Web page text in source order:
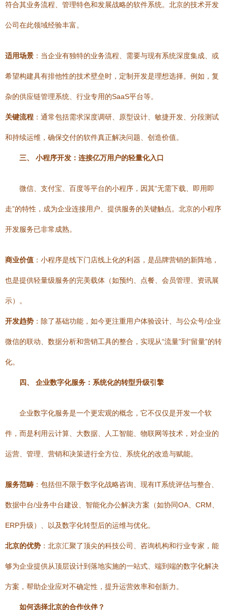
符合其业务流程、管理特色和发展战略的软件系统。北京的技术开发
公司在此领域经验丰富。
适用场景 ：当企业有独特的业务流程、需要与现有系统深度集成、或
希望构建具有排他性的技术壁垒时，定制开发是理想选择。例如，复
杂的供应链管理系统、行业专用的SaaS平台等。
关键流程 ：通常包括需求深度调研、原型设计、敏捷开发、分段测试
和持续运维，确保交付的软件真正解决问题、创造价值。
三、 小程序开发：连接亿万用户的轻量化入口
微信、支付宝、百度等平台的小程序，因其“无需下载、即用即
走”的特性，成为企业连接用户、提供服务的关键触点。北京的小程序
开发服务已非常成熟。
商业价值 ：小程序是线下门店线上化的利器，是品牌营销的新阵地，
也是提供轻量级服务的完美载体（如预约、点餐、会员管理、资讯展
示）。
开发趋势 ：除了基础功能，如今更注重用户体验设计、与公众号/企业
微信的联动、数据分析和营销工具的整合，实现从“流量”到“留量”的转
化。
四、 企业数字化服务：系统化的转型升级引擎
企业数字化服务是一个更宏观的概念，它不仅仅是开发一个软
件，而是利用云计算、大数据、人工智能、物联网等技术，对企业的
运营、管理、营销和决策进行全方位、系统化的改造与赋能。
服务范畴 ：包括但不限于数字化战略咨询、现有IT系统评估与整合、
数据中台/业务中台建设、智能化办公解决方案（如协同OA、CRM、
ERP升级）、以及数字化转型后的运维与优化。
北京的优势 ：北京汇聚了顶尖的科技公司、咨询机构和行业专家，能
够为企业提供从顶层设计到落地实施的一站式、端到端的数字化解决
方案，帮助企业应对不确定性，提升运营效率和创新力。
如何选择北京的合作伙伴？